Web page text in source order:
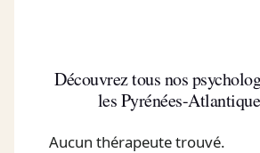
Découvrez tous nos
les Pyrénées-
Aucun thérapeute trouvé.